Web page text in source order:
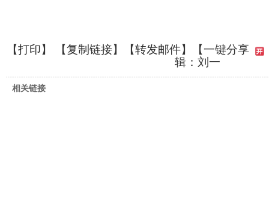
【打印】 【复制链接】【转发邮件】
【一键分享
辑：刘一
相关链接